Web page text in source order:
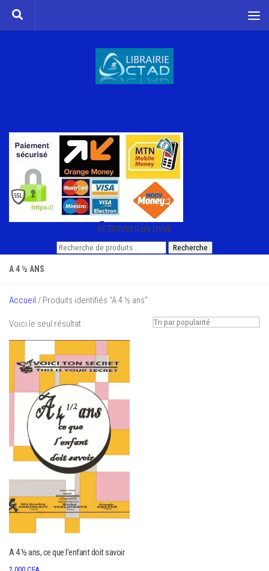
Skip to content
RETROUVER UN LIVRE
Recherche
Recherche
A 4 ½ ANS
Accueil / Produits identifiés “A 4 ½ ans”
Voici le seul résultat
A 4 ½ ans, ce que l’enfant doit savoir